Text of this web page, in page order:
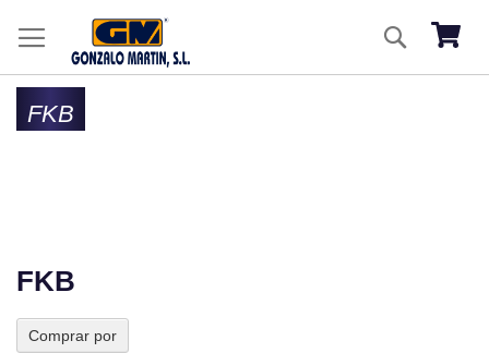
Mi
Buscar
FKB
FKB
Comprar por